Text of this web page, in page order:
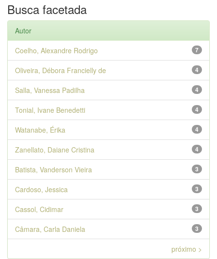
Busca facetada
Autor
7
Coelho, Alexandre Rodrigo
4
Oliveira, Débora Francielly de
4
Salla, Vanessa Padilha
4
Tonial, Ivane Benedetti
4
Watanabe, Érika
4
Zanellato, Daiane Cristina
3
Batista, Vanderson Vieira
3
Cardoso, Jessica
3
Cassol, Cidimar
3
Câmara, Carla Daniela
próximo >